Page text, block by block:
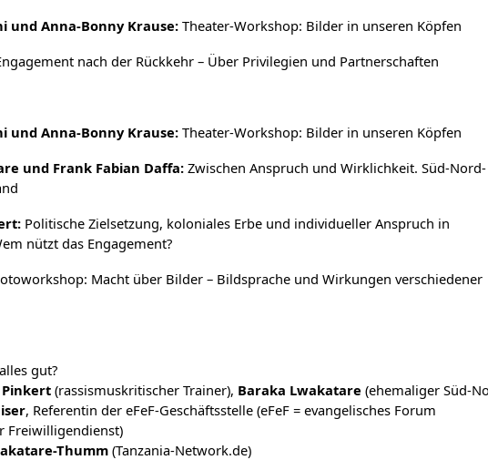
und Anna-Bonny Krause: Theater-Workshop: Bilder in unseren Köpfen
nach der Rückkehr – Über Privilegien und Partnerschaften
und Anna-Bonny Krause: Theater-Workshop: Bilder in unseren Köpfen
und Frank Fabian Daffa:Zwischen Anspruch und Wirklichkeit. Süd-Nord-
Politische Zielsetzung, koloniales Erbe und individueller Anspruch in
nützt das Engagement?
Macht über Bilder – Bildsprache und Wirkungen verschiedener
gut?
(rassismuskritischer Trainer), Baraka Lwakatare (ehemaliger Süd-
, Referentin der eFeF-Geschäftsstelle (eFeF = evangelisches Forum
Freiwilligendienst)
Thumm (Tanzania-Network.de)